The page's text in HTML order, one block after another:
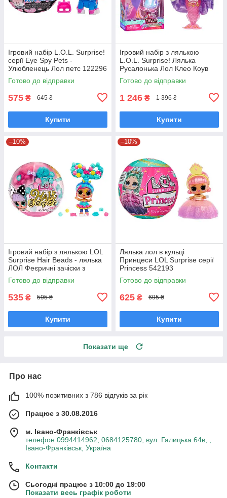
Ігровий набір L.O.L. Surprise!
серії Eye Spy Pets -
Улюбленець Лол петс 122296
Готово до відправки
575 ₴ 645 ₴
Купити
Ігровий набір з лялькою
L.O.L. Surprise! Лялька
Русалонька Лол Клео Коув
510437
Готово до відправки
1 246 ₴ 1 396 ₴
Купити
–10%
Ігровий набір з лялькою LOL
Surprise Hair Beads - лялька
ЛОЛ Феєричні зачіски з
намистинок 511205
Готово до відправки
535 ₴ 595 ₴
Купити
–10%
Лялька лол в кульці
Принцеси LOL Surprise серії
Princess 542193
Готово до відправки
625 ₴ 695 ₴
Купити
Показати ще
Про нас
100% позитивних з 786 відгуків за рік
Працює з 30.08.2016
м. Івано-Франківськ
телефон 0994414962, 0684125780, вул. Галицька 64в, ,
Івано-Франківськ, Україна
Контакти
Сьогодні працює з 10:00 до 19:00
Показати весь графік роботи